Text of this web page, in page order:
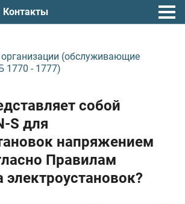
Контакты
организации (обслуживающие
1770 - 1777)
собой
S для
напряжением
Правилам
электроустановок?